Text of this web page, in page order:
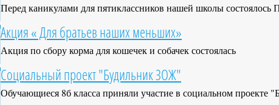
Перед каникулами для пятиклассников нашей школы состоялось
Акция « Для братьев наших меньших»
Акция по сбору корма для кошечек и собачек состоялась
Социальный проект "Будильник ЗОЖ"
Обучающиеся 8б класса приняли участие в социальном